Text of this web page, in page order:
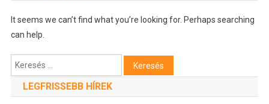
It seems we can’t find what you’re looking for. Perhaps searching
can help.
Keresés:
LEGFRISSEBB HÍREK